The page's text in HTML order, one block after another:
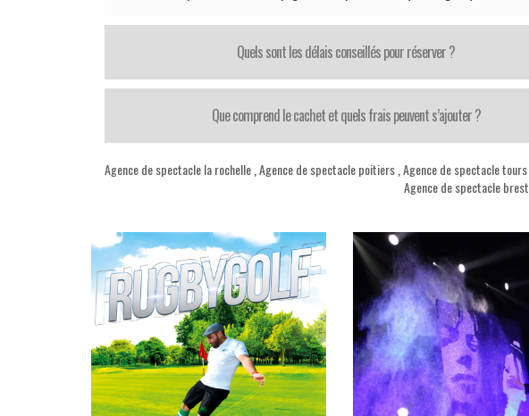
Quels sont les délais conseillés pour réserver ?
Que comprend le cachet et quels frais peuvent s’ajouter ?
Agence de spectacle la rochelle Agence de spectacle poitiers Agence de spectacle tours
Agence de spectacle brest